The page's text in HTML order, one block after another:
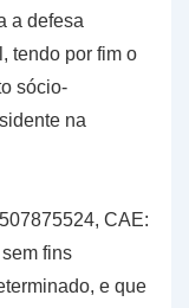
a defesa
tendo por fim o
sócio-
na
CAE:
fins
e que